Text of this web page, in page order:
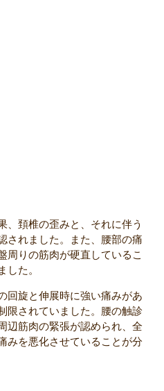
、頚椎の歪みと、それに伴う
されました。また、腰部の痛
周りの筋肉が硬直しているこ
した。
回旋と伸展時に強い痛みがあ
限されていました。腰の触診
辺筋肉の緊張が認められ、全
みを悪化させていることが分